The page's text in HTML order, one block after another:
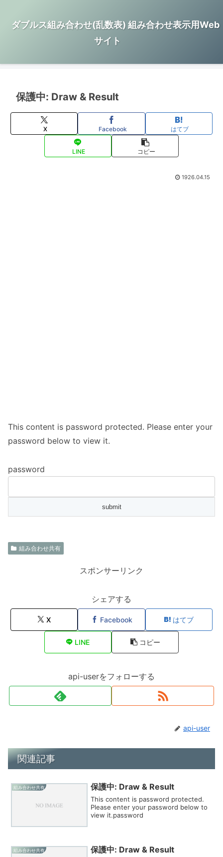
ダブルス組み合わせ(乱数表) 組み合わせ表示用Web
サイト
保護中: Draw & Result
X Facebook はてブ
LINE コピー
1926.04.15
This content is password protected. Please enter your
password below to view it.
password
組み合わせ共有
スポンサーリンク
シェアする
X Facebook はてブ
LINE コピー
api-userをフォローする
api-user
関連記事
組み合わせ共有 保護中: Draw & Result
This content is password protected.
Please enter your password below to
view it.password
組み合わせ共有 保護中: Draw & Result